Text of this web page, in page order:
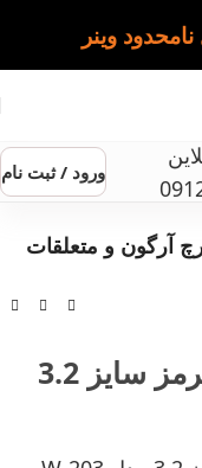
وینر
ورود / ثبت نام
آرگون و متعلقات
تنگستن جوشکاری آرگون قرمز سایز 3.2